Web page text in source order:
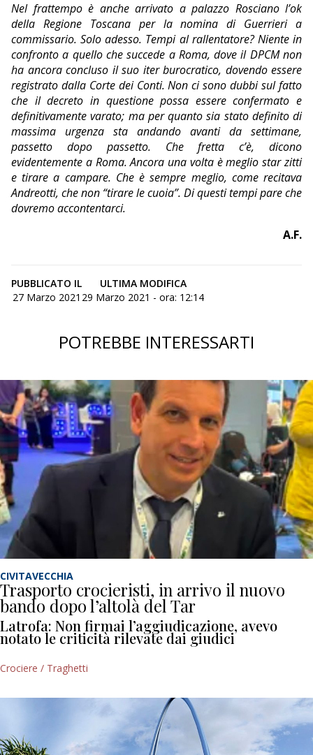
Nel frattempo è anche arrivato a palazzo Rosciano l’ok
della Regione Toscana per la nomina di Guerrieri a
commissario. Solo adesso. Tempi al rallentatore? Niente in
confronto a quello che succede a Roma, dove il DPCM non
ha ancora concluso il suo iter burocratico, dovendo essere
registrato dalla Corte dei Conti. Non ci sono dubbi sul fatto
che il decreto in questione possa essere confermato e
definitivamente varato; ma per quanto sia stato definito di
massima urgenza sta andando avanti da settimane,
passetto dopo passetto. Che fretta c’è, dicono
evidentemente a Roma. Ancora una volta è meglio star zitti
e tirare a campare. Che è sempre meglio, come recitava
Andreotti, che non “tirare le cuoia”. Di questi tempi pare che
dovremo accontentarci.
A.F.
PUBBLICATO IL
27 Marzo 2021
ULTIMA MODIFICA
29 Marzo 2021 - ora: 12:14
POTREBBE INTERESSARTI
CIVITAVECCHIA
Trasporto crocieristi, in arrivo il nuovo
bando dopo l’altolà del Tar
Latrofa: Non firmai l’aggiudicazione, avevo
notato le criticità rilevate dai giudici
Crociere / Traghetti